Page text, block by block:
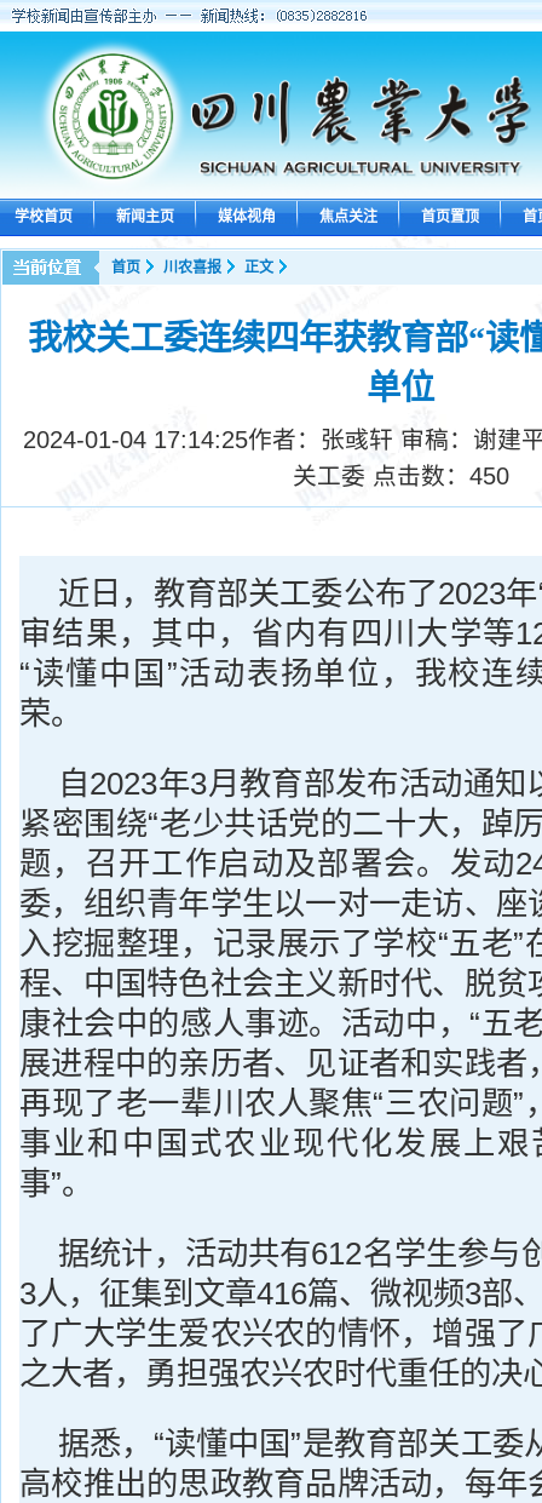
学校首页 新闻主页 媒体视角 焦点关注 首页置顶 首
首页 川农喜报 正文
我校关工委连续四年获教育部“读
单位
2024-01-04 17:14:25作者：张彧轩 审稿：谢建
关工委 点击数： 450
近日，教育部关工委公布了2023
审结果，其中，省内有四川大学等
“读懂中国”活动表扬单位，我校连
荣。
自2023年3月教育部发布活动通知
紧密围绕“老少共话党的二十大，踔
题，召开工作启动及部署会。发动
委，组织青年学生以一对一走访、座
入挖掘整理，记录展示了学校“五老”
程、中国特色社会主义新时代、脱贫
康社会中的感人事迹。活动中，“五
展进程中的亲历者、见证者和实践者
再现了老一辈川农人聚焦“三农问题”
事业和中国式农业现代化发展上艰
事”。
据统计，活动共有612名学生参与
3人，征集到文章416篇、微视频3部
了广大学生爱农兴农的情怀，增强了
之大者，勇担强农兴农时代重任的决
据悉，“读懂中国”是教育部关工委
高校推出的思政教育品牌活动，每年